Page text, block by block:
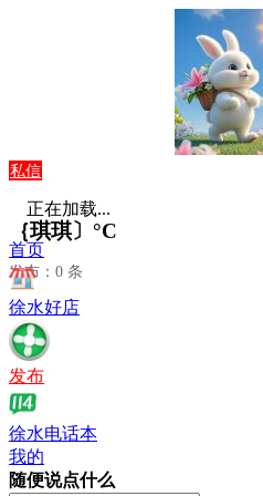
私信
｛琪琪〕°C
发布：0 条
正在加载...
首页
徐水好店
发布
徐水电话本
我的
随便说点什么